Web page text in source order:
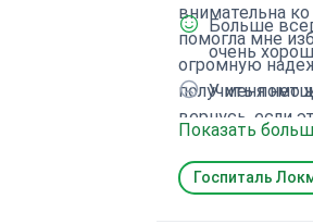
внимательна
помогла мне
огромную
получить
вернусь, если
Спасибо Ольге
Больше
очень
У меня нет
Показать
Госпиталь